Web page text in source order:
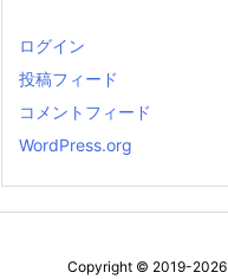
ログイン
投稿フィード
コメントフィード
WordPress.org
Copyright © 2019-2026